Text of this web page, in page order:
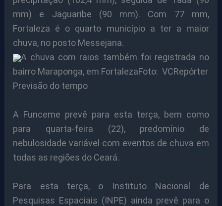
mm) e Jaguaribe (90 mm). Com 77 mm,
Fortaleza é o quarto município a ter a maior
chuva, no posto Messejana.
A chuva com raios também foi registrada no
bairro Maraponga, em FortalezaFoto: VCRepórter
Previsão do tempo
A Funceme prevê para esta terça, bem como
para quarta-feira (22), predomínio de
nebulosidade variável com eventos de chuva em
todas as regiões do Ceará.
Para esta terça, o Instituto Nacional de
Pesquisas Espaciais (INPE) ainda prevê para o